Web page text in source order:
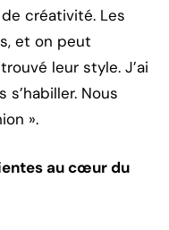
créativité. Les
et on peut
leur style. J’ai
Nous
».
au cœur du